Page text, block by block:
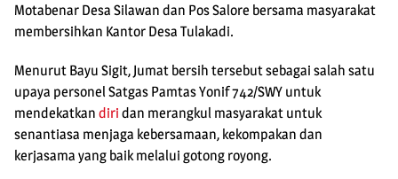
Motabenar Desa Silawan dan Pos Salore bersama masyarakat
membersihkan Kantor Desa Tulakadi.
Menurut Bayu Sigit, Jumat bersih tersebut sebagai salah satu
upaya personel Satgas Pamtas Yonif 742/SWY untuk
mendekatkan diri dan merangkul masyarakat untuk
senantiasa menjaga kebersamaan, kekompakan dan
kerjasama yang baik melalui gotong royong.